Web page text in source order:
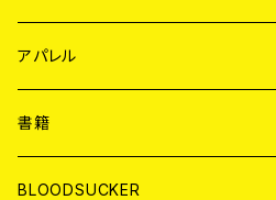
WORLD
JAPAN
７EP
LP
WORLD
7EP
アパレル
JAPAN
T-shirt
WORLD
書籍
MAGAZINE
BLOODSUCKER